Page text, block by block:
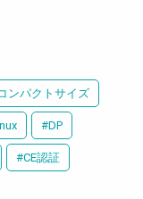
ンパクトサイズ
#DP
#CE認証